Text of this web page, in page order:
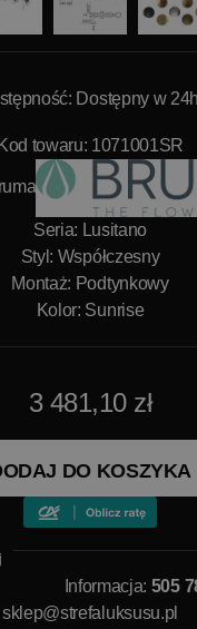
Dostępny w
Kod towaru: 1071001SR
Seria: Lusitano
Styl: Współczesny
Montaż: Podtynkowy
Kolor: Sunrise
3 481,10 zł
DO KOSZYKA
Informacja: 505
sklep@strefaluksusu.pl